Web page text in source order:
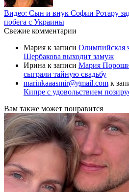
Видео: Сын и внук Софии Ротару
побега с Украины
Свежие комментарии
Мария к записи Олимпийская
Щербакова выходит замуж
Ирина к записи Мария
сыграли тайную свадьбу
marinkaaasmir@gmail.com к
Кипре с удовольствием
Вам также может понравится